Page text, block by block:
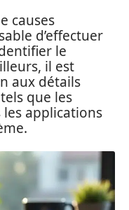
causes
d’effectuer
le
il est
aux détails
que les
applications